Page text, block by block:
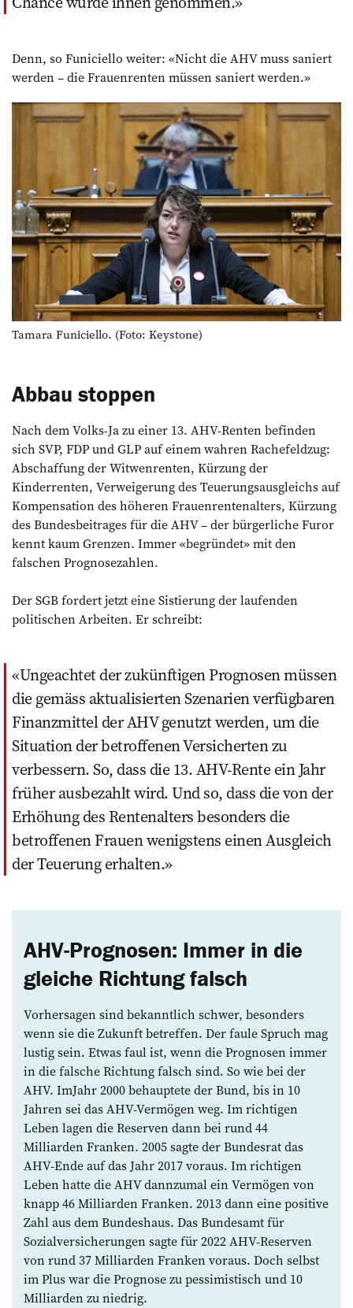
Denn, so Funiciello weiter: «Nicht die AHV muss saniert
werden – die Frauenrenten müssen saniert werden.»
Tamara Funiciello. (Foto: Keystone)
Abbau stoppen
Nach dem Volks-Ja zu einer 13. AHV-Renten befinden
sich SVP, FDP und GLP auf einem wahren Rachefeldzug:
Abschaffung der Witwenrenten, Kürzung der
Kinderrenten, Verweigerung des Teuerungsausgleichs auf
Kompensation des höheren Frauenrentenalters, Kürzung
des Bundesbeitrages für die AHV – der bürgerliche Furor
kennt kaum Grenzen. Immer «begründet» mit den
falschen Prognosezahlen.
Der SGB fordert jetzt eine Sistierung der laufenden
politischen Arbeiten. Er schreibt:
Ungeachtet der zukünftigen Prognosen müssen
die gemäss aktualisierten Szenarien verfügbaren
Finanzmittel der AHV genutzt werden, um die
Situation der betroffenen Versicherten zu
verbessern. So, dass die 13. AHV-Rente ein Jahr
früher ausbezahlt wird. Und so, dass die von der
Erhöhung des Rentenalters besonders die
betroffenen Frauen wenigstens einen Ausgleich
der Teuerung erhalten.
AHV-Prognosen: Immer in die
gleiche Richtung falsch
Vorhersagen sind bekanntlich schwer, besonders
wenn sie die Zukunft betreffen. Der faule Spruch mag
lustig sein. Etwas faul ist, wenn die Prognosen immer
in die falsche Richtung falsch sind. So wie bei der
AHV. ImJahr 2000 behauptete der Bund, bis in 10
Jahren sei das AHV-Vermögen weg. Im richtigen
Leben lagen die Reserven dann bei rund 44
Milliarden Franken. 2005 sagte der Bundesrat das
AHV-Ende auf das Jahr 2017 voraus. Im richtigen
Leben hatte die AHV dannzumal ein Vermögen von
knapp 46 Milliarden Franken. 2013 dann eine positive
Zahl aus dem Bundeshaus. Das Bundesamt für
Sozialversicherungen sagte für 2022 AHV-Reserven
von rund 37 Milliarden Franken voraus. Doch selbst
im Plus war die Prognose zu pessimistisch und 10
Milliarden zu niedrig.